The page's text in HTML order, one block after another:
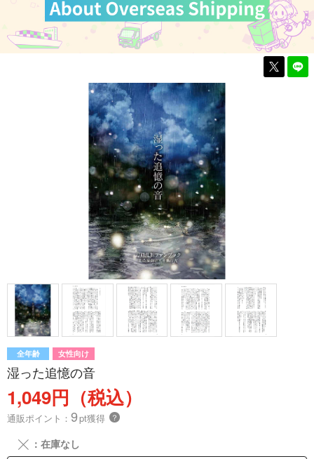
全年齢 女性向け
湿った追憶の音
1,049円（税込）
通販ポイント： 9pt獲得 ？
╳ ：在庫なし